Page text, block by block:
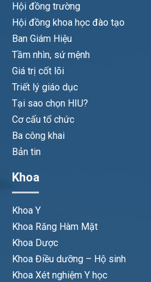
Hội đồng trường
Hội đồng khoa học đào tạo
Ban Giám Hiệu
Tầm nhìn, sứ mệnh
Giá trị cốt lõi
Triết lý giáo dục
Tại sao chọn HIU?
Cơ cấu tổ chức
Ba công khai
Bản tin
Khoa
Khoa Y
Khoa Răng Hàm Mặt
Khoa Dược
Khoa Điều dưỡng – Hộ sinh
Khoa Xét nghiệm Y học